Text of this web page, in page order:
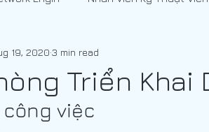
Nhân Viên Kỹ Thuật Viên Dịch Vụ
Kế Toán
Triển Khai
19, 2020 3 min read
việc